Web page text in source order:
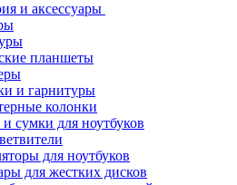
и аксессуары
планшеты
и гарнитуры
колонки
сумки для ноутбуков
для ноутбуков
для жестких дисков